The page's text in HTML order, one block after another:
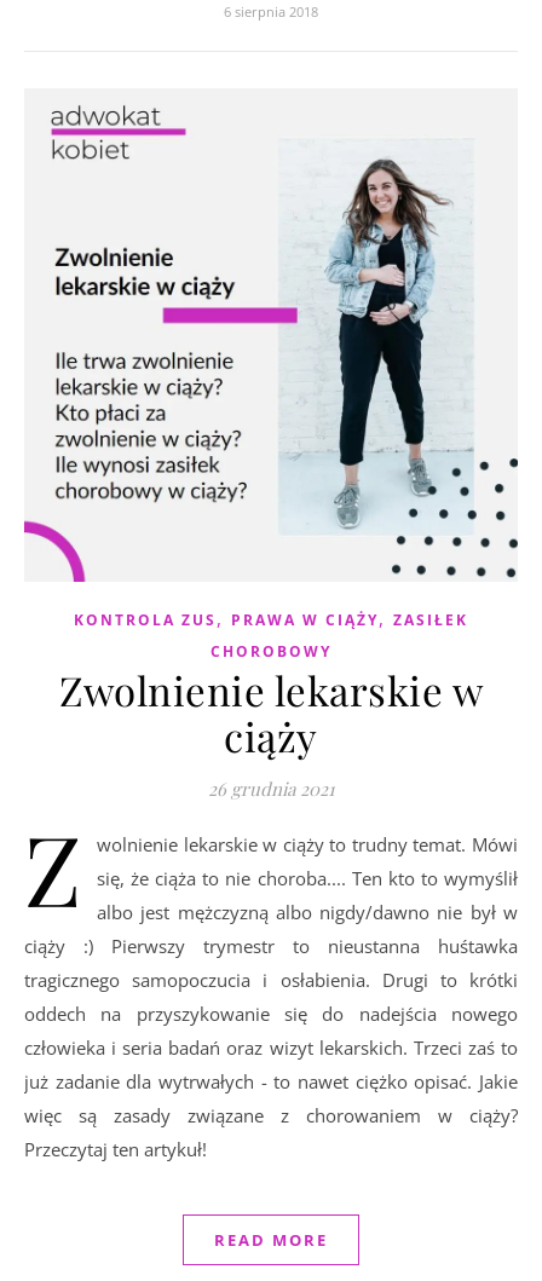
6 sierpnia 2018
KONTROLA ZUS, PRAWA W CIĄŻY, ZASIŁEK
CHOROBOWY
Zwolnienie lekarskie w
ciąży
26 grudnia 2021
Z
wolnienie lekarskie w ciąży to trudny temat. Mówi
się, że ciąża to nie choroba.... Ten kto to wymyślił
albo jest mężczyzną albo nigdy/dawno nie był w
ciąży :) Pierwszy trymestr to nieustanna huśtawka
tragicznego samopoczucia i osłabienia. Drugi to krótki
oddech na przyszykowanie się do nadejścia nowego
człowieka i seria badań oraz wizyt lekarskich. Trzeci zaś to
już zadanie dla wytrwałych - to nawet ciężko opisać. Jakie
więc są zasady związane z chorowaniem w ciąży?
Przeczytaj ten artykuł!
READ MORE